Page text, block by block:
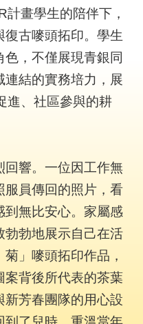
畫學生的陪伴下，
古嘜頭拓印。學生
，不僅展現青銀同
結的實務培力，展
進、社區參與的耕
回響。一位因工作無
服員傳回的照片，看
無比安心。家屬感
勃勃地展示自己在活
」嘜頭拓印作品，
案背後所代表的茶葉
芳春團隊的用心設